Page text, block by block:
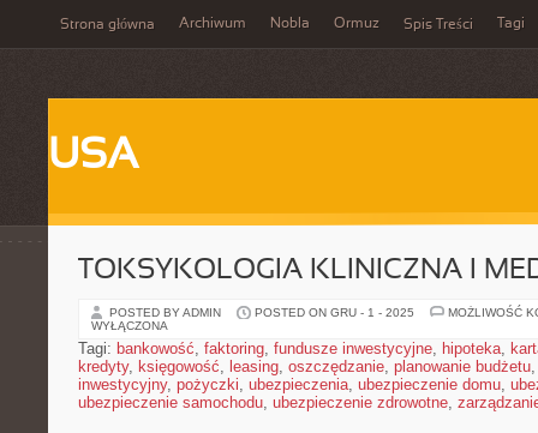
Strona główna Archiwum Nobla Ormuz Spis Treści Tagi
USA
TOKSYKOLOGIA KLINICZNA I
POSTED BY ADMIN POSTED ON GRU - 1 - 2025
MOŻLIWOŚĆ
WYŁĄCZONA
Tagi: bankowość, faktoring, fundusze inwestycyjne, hipoteka,
kredyty, księgowość, leasing, oszczędzanie, planowanie budżetu
inwestycyjny, pożyczki, ubezpieczenia, ubezpieczenie domu,
ubezpieczenie samochodu, ubezpieczenie zdrowotne,